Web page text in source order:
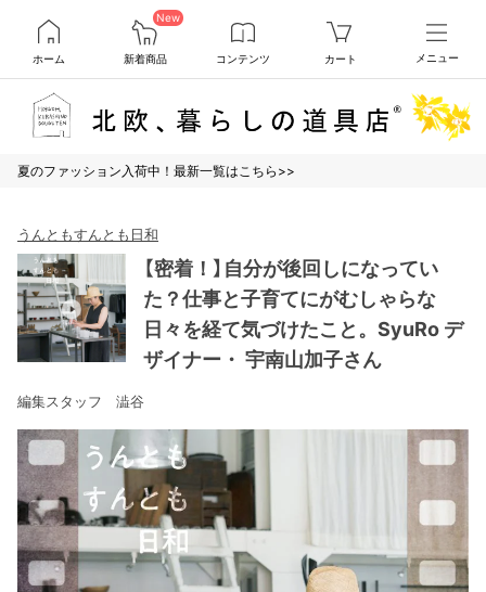
ホーム
New
新着商品 コンテンツ カート メニュー
夏のファッション入荷中！最新一覧はこちら>>
うんともすんとも日和
【密着！】自分が後回しになってい
た？仕事と子育てにがむしゃらな
日々を経て気づけたこと。SyuRo デ
ザイナー・ 宇南山加子さん
編集スタッフ 澁谷